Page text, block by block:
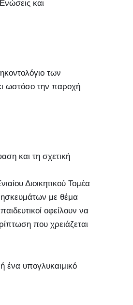
και
των
ωστόσο την παροχή
και τη σχετική
Διοικητικού Τομέα
με θέμα
οφείλουν να
που χρειάζεται
ένα υπογλυκαιμικό